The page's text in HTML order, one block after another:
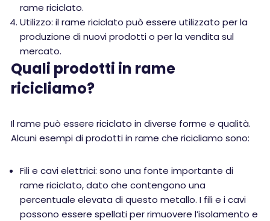
rame riciclato.
Utilizzo: il rame riciclato può essere utilizzato per la
produzione di nuovi prodotti o per la vendita sul
mercato.
Quali prodotti in rame
ricicliamo?
Il rame può essere riciclato in diverse forme e qualità.
Alcuni esempi di prodotti in rame che ricicliamo sono:
Fili e cavi elettrici: sono una fonte importante di
rame riciclato, dato che contengono una
percentuale elevata di questo metallo. I fili e i cavi
possono essere spellati per rimuovere l’isolamento e